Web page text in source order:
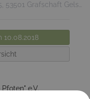
Grafschaft Gelsdorf
e.V.,